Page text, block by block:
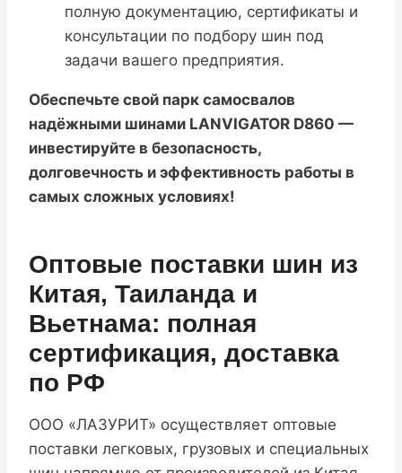
полную документацию, сертификаты и
консультации по подбору шин под
задачи вашего предприятия.
Обеспечьте свой парк самосвалов
надёжными шинами LANVIGATOR D860 —
инвестируйте в безопасность,
долговечность и эффективность работы в
самых сложных условиях!
Оптовые поставки шин из
Китая, Таиланда и
Вьетнама: полная
сертификация, доставка
по РФ
ООО «ЛАЗУРИТ» осуществляет оптовые
поставки легковых, грузовых и специальных